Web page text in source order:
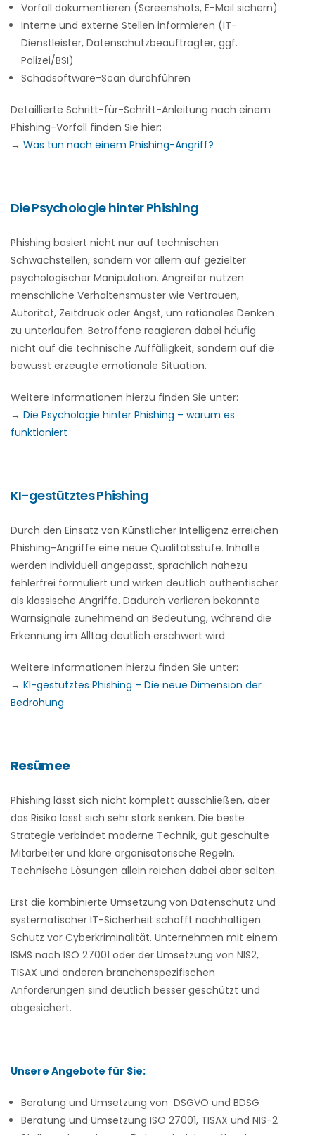
Vorfall dokumentieren (Screenshots, E-Mail sichern)
Interne und externe Stellen informieren (IT-
Dienstleister, Datenschutzbeauftragter, ggf.
Polizei/BSI)
Schadsoftware-Scan durchführen
Detaillierte Schritt-für-Schritt-Anleitung nach einem
Phishing-Vorfall finden Sie hier:
→ Was tun nach einem Phishing-Angriff?
Die Psychologie hinter Phishing
Phishing basiert nicht nur auf technischen
Schwachstellen, sondern vor allem auf gezielter
psychologischer Manipulation. Angreifer nutzen
menschliche Verhaltensmuster wie Vertrauen,
Autorität, Zeitdruck oder Angst, um rationales Denken
zu unterlaufen. Betroffene reagieren dabei häufig
nicht auf die technische Auffälligkeit, sondern auf die
bewusst erzeugte emotionale Situation.
Weitere Informationen hierzu finden Sie unter:
→ Die Psychologie hinter Phishing – warum es
funktioniert
KI-gestütztes Phishing
Durch den Einsatz von Künstlicher Intelligenz erreichen
Phishing-Angriffe eine neue Qualitätsstufe. Inhalte
werden individuell angepasst, sprachlich nahezu
fehlerfrei formuliert und wirken deutlich authentischer
als klassische Angriffe. Dadurch verlieren bekannte
Warnsignale zunehmend an Bedeutung, während die
Erkennung im Alltag deutlich erschwert wird.
Weitere Informationen hierzu finden Sie unter:
→ KI-gestütztes Phishing – Die neue Dimension der
Bedrohung
Resümee
Phishing lässt sich nicht komplett ausschließen, aber
das Risiko lässt sich sehr stark senken. Die beste
Strategie verbindet moderne Technik, gut geschulte
Mitarbeiter und klare organisatorische Regeln.
Technische Lösungen allein reichen dabei aber selten.
Erst die kombinierte Umsetzung von Datenschutz und
systematischer IT-Sicherheit schafft nachhaltigen
Schutz vor Cyberkriminalität. Unternehmen mit einem
ISMS nach ISO 27001 oder der Umsetzung von NIS2,
TISAX und anderen branchenspezifischen
Anforderungen sind deutlich besser geschützt und
abgesichert.
Unsere Angebote für Sie:
Beratung und Umsetzung von DSGVO und BDSG
Beratung und Umsetzung ISO 27001, TISAX und NIS-2